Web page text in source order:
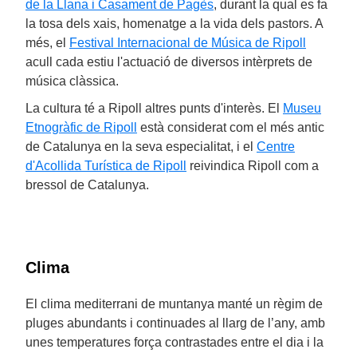
de la Llana i Casament de Pagès, durant la qual es fa
la tosa dels xais, homenatge a la vida dels pastors. A
més, el Festival Internacional de Música de Ripoll
acull cada estiu l'actuació de diversos intèrprets de
música clàssica.
La cultura té a Ripoll altres punts d'interès. El
Museu
Etnogràfic de Ripoll
està considerat com el més antic
de Catalunya en la seva especialitat, i el Centre
d'Acollida Turística de Ripoll
reivindica Ripoll com a
bressol de Catalunya.
Clima
El clima mediterrani de muntanya manté un règim de
pluges abundants i continuades al llarg de l’any, amb
unes temperatures força contrastades entre el dia i la